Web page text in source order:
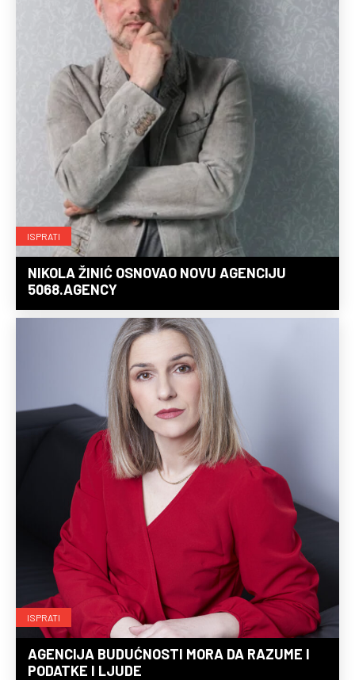
ISPRATI
NIKOLA ŽINIĆ OSNOVAO NOVU AGENCIJU
5068.AGENCY
ISPRATI
AGENCIJA BUDUĆNOSTI MORA DA RAZUME I
PODATKE I LJUDE